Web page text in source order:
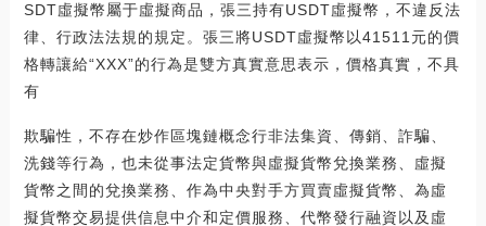
SDT虛擬幣屬于虛擬商品，張三持有USDT虛擬幣，不違反法
律、行政法法規的規定。張三將USDT虛擬幣以41511元的價
格轉讓給“XXX”的行為是雙方真實意思表示，價格真實，不具
有
欺騙性，不存在炒作區塊鏈概念行非法集資、傳銷、詐騙、
洗錢等行為，也未從事法定貨幣與虛擬貨幣兌換業務、虛擬
貨幣之間的兌換業務、作為中央對手方買賣虛擬貨幣、為虛
擬貨幣交易提供信息中介和定價服務、代幣發行融資以及虛